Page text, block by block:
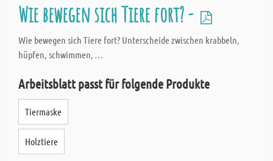
Wie bewegen sich Tiere fort? -
Wie bewegen sich Tiere fort? Unterscheide zwischen krabbeln,
hüpfen, schwimmen, …
Arbeitsblatt passt für folgende Produkte
Tiermaske
Holztiere